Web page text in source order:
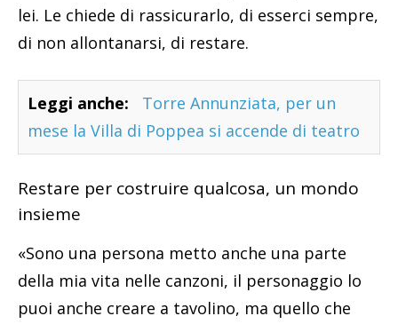
lei. Le chiede di rassicurarlo, di esserci sempre,
di non allontanarsi, di restare.
Leggi anche:
Torre Annunziata, per un
mese la Villa di Poppea si accende di teatro
Restare per costruire qualcosa, un mondo
insieme
«Sono una persona metto anche una parte
della mia vita nelle canzoni, il personaggio lo
puoi anche creare a tavolino, ma quello che